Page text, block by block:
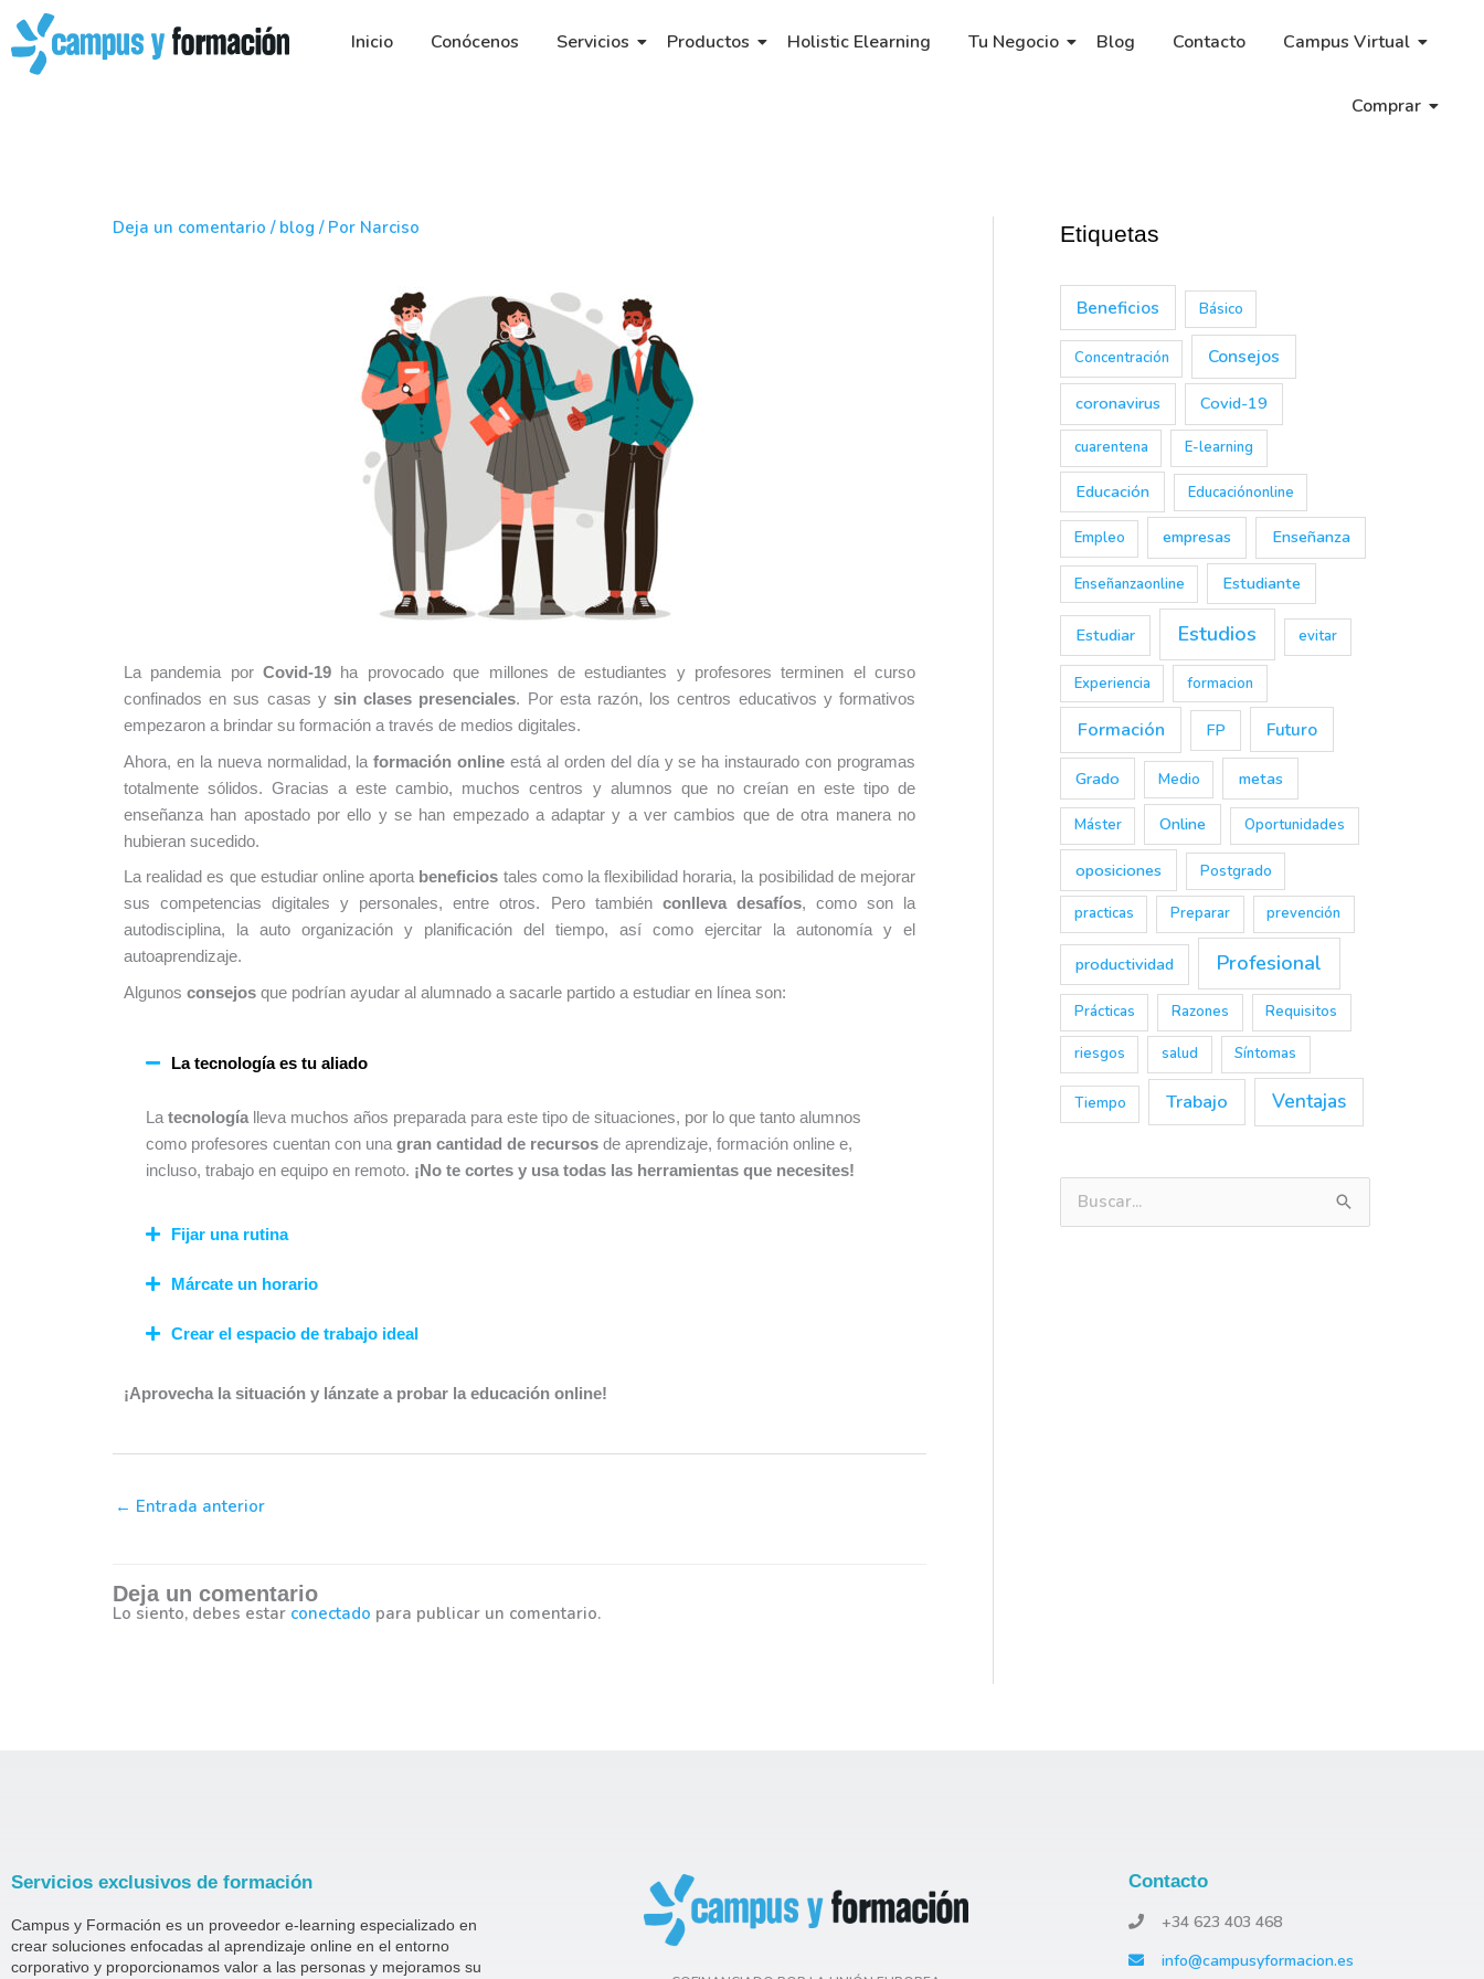
contenido
Inicio Conócenos Servicios Productos Holistic Elearning Tu Negocio Blog Contacto Campus Virtual
Comprar
Deja un comentario / blog / Por Narciso
La pandemia porCovid-19 ha provocado que millones de estudiantes y profesores terminen el curso
confinados en sus casas y sin clases presenciales. Por esta razón, los centros educativos y formativos
empezaron a brindar su formación a través de medios digitales.
Ahora, en la nueva normalidad, la formación online está al orden del día y se ha instaurado con programas
totalmente sólidos. Gracias a este cambio, muchos centros y alumnos que no creían en este tipo de
enseñanza han apostado por ello y se han empezado a adaptar y a ver cambios que de otra manera no
hubieran sucedido.
La realidad es que estudiar online aporta beneficios tales como la flexibilidad horaria, la posibilidad de mejorar
sus competencias digitales y personales, entre otros. Pero también conlleva desafíos, como son la
autodisciplina, la auto organización y planificación del tiempo, así como ejercitar la autonomía y el
autoaprendizaje.
Algunos consejos que podrían ayudar al alumnado a sacarle partido a estudiar en línea son:
La tecnología es tu aliado
La tecnología lleva muchos años preparada para este tipo de situaciones, por lo que tanto alumnos
como profesores cuentan con una gran cantidad de recursos de aprendizaje, formación online e,
incluso, trabajo en equipo en remoto. ¡No te cortes y usa todas las herramientas que necesites!
Fijar una rutina
Márcate un horario
Crear el espacio de trabajo ideal
¡Aprovecha la situación y lánzate a probar la educación online!
← Entrada anterior
Deja un comentario
Lo siento, debes estar conectado para publicar un comentario.
Etiquetas
Beneficios Básico
Concentración Consejos
coronavirus Covid-19
cuarentena E-learning
Educación Educaciónonline
Empleo empresas Enseñanza
Enseñanzaonline Estudiante
Estudiar Estudios evitar
Experiencia formacion
Formación FP Futuro
Grado Medio metas
Máster Online Oportunidades
oposiciones Postgrado
practicas Preparar prevención
productividad Profesional
Prácticas Razones Requisitos
riesgos salud Síntomas
Tiempo Trabajo Ventajas
Servicios exclusivos de formación
Campus y Formación es un proveedor e-learning especializado en
crear soluciones enfocadas al aprendizaje online en el entorno
corporativo y proporcionamos valor a las personas y mejoramos su
Contacto
+34 623 403 468
info@campusyformacion.es